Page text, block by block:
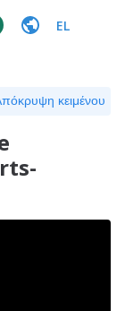
EL
κειμένου